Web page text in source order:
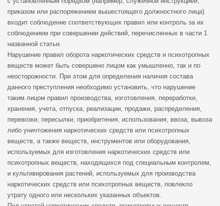
приказом или распоряжением вышестоящего должностного лица)
входит соблюдение соответствующих правил или контроль за их
соблюдением при совершении действий, перечисленных в части 1
названной статьи.
Нарушение правил оборота наркотических средств и психотропных
веществ может быть совершено лицом как умышленно, так и по
неосторожности. При этом для определения наличия состава
данного преступления необходимо установить, что нарушение
таким лицом правил производства, изготовления, переработки,
хранения, учета, отпуска, реализации, продажи, распределения,
перевозки, пересылки, приобретения, использования, ввоза, вывоза
либо уничтожения наркотических средств или психотропных
веществ, а также веществ, инструментов или оборудования,
используемых для изготовления наркотических средств или
психотропных веществ, находящихся под специальным контролем,
и культивирования растений, используемых для производства
наркотических средств или психотропных веществ, повлекло
утрату одного или нескольких указанных объектов.